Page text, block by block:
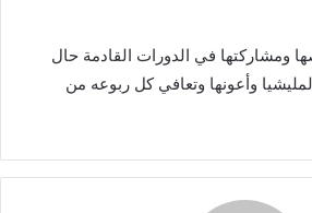
ومشاركتها في الدورات القادمة حال
وأعونها وتعافي كل ربوعه من